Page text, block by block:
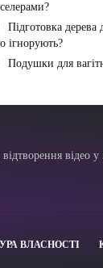
Підготовка
ігнорують?
Подушки для
відео у
ВЛАСНОСТІ